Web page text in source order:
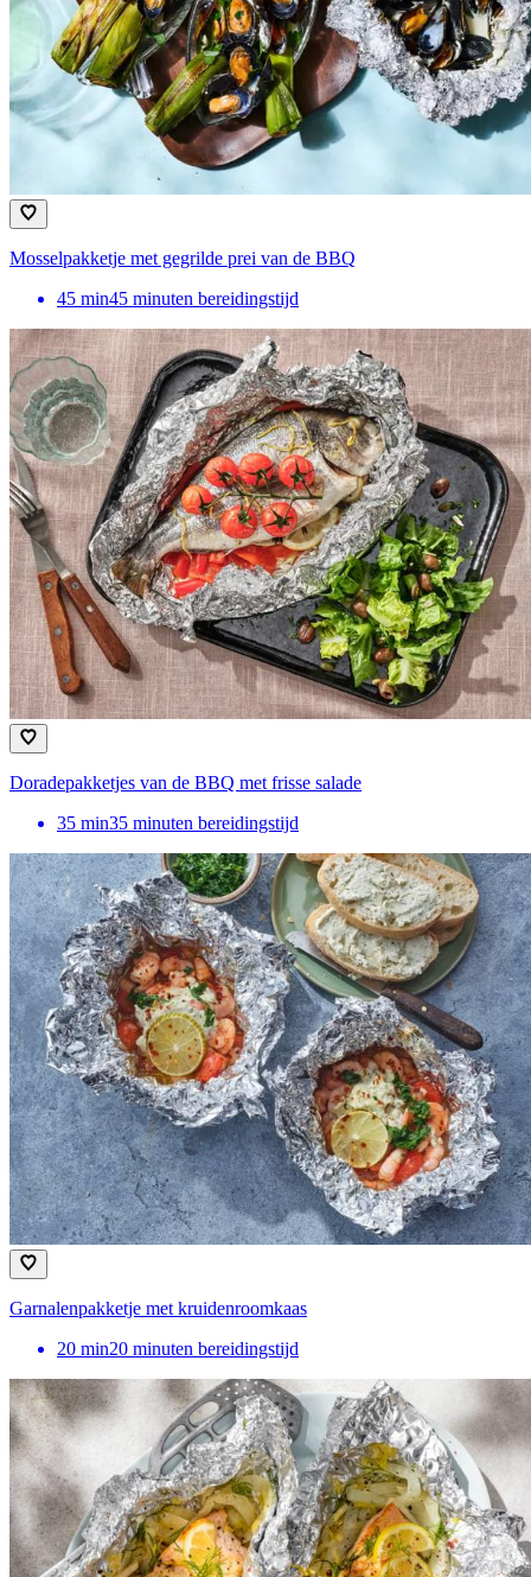
Mosselpakketje met gegrilde prei van de BBQ
45 min45 minuten bereidingstijd
Doradepakketjes van de BBQ met frisse salade
35 min35 minuten bereidingstijd
Garnalenpakketje met kruidenroomkaas
20 min20 minuten bereidingstijd